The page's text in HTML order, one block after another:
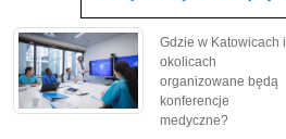
Gdzie w Katowicach i
okolicach
organizowane będą
konferencje
medyczne?